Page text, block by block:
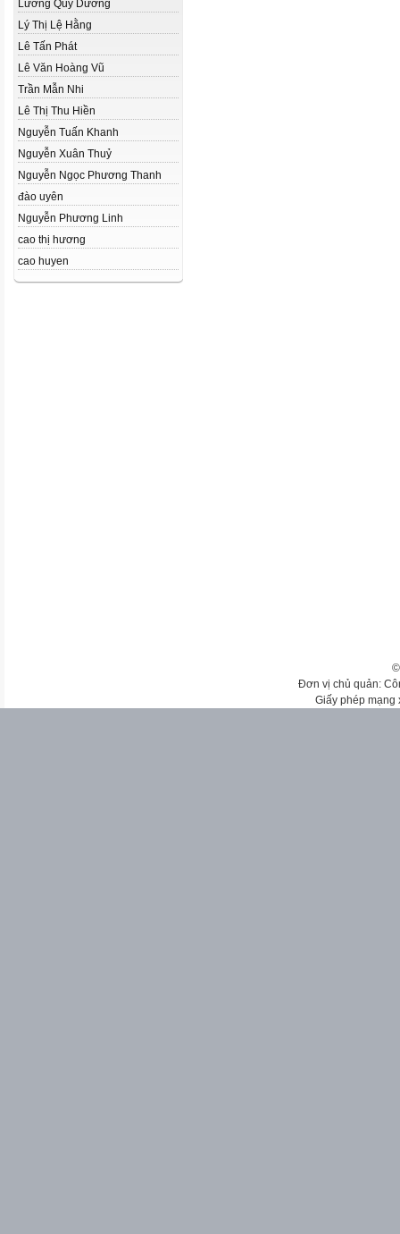
Lương Quý Dương
Lý Thị Lệ Hằng
Lê Tấn Phát
Lê Văn Hoàng Vũ
Trần Mẫn Nhi
Lê Thị Thu Hiền
Nguyễn Tuấn Khanh
Nguyễn Xuân Thuỷ
Nguyễn Ngọc Phương Thanh
đào uyên
Nguyễn Phương Linh
cao thị hương
cao huyen
Đơn vị chủ quản:
Giấy phép mạng